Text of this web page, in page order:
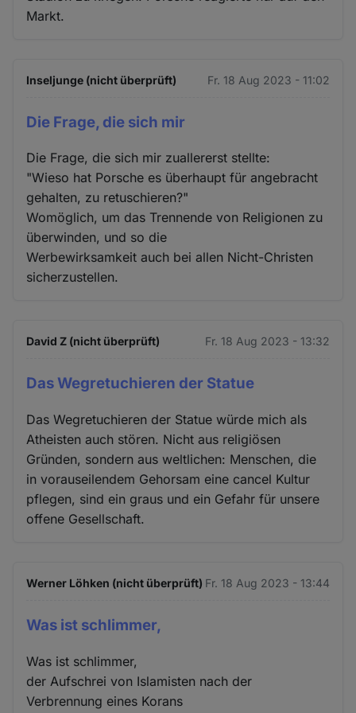
Markt.
Inseljunge (nicht überprüft) Fr. 18 Aug 2023 - 11:02
Die Frage, die sich mir
Die Frage, die sich mir zuallererst stellte:
"Wieso hat Porsche es überhaupt für angebracht
gehalten, zu retuschieren?"
Womöglich, um das Trennende von Religionen zu
überwinden, und so die
Werbewirksamkeit auch bei allen Nicht-Christen
sicherzustellen.
David Z (nicht überprüft) Fr. 18 Aug 2023 - 13:32
Das Wegretuchieren der Statue
Das Wegretuchieren der Statue würde mich als
Atheisten auch stören. Nicht aus religiösen
Gründen, sondern aus weltlichen: Menschen, die
in vorauseilendem Gehorsam eine cancel Kultur
pflegen, sind ein graus und ein Gefahr für unsere
offene Gesellschaft.
Werner Löhken (nicht überprüft) Fr. 18 Aug 2023 - 13:44
Was ist schlimmer,
Was ist schlimmer,
der Aufschrei von Islamisten nach der
Verbrennung eines Korans